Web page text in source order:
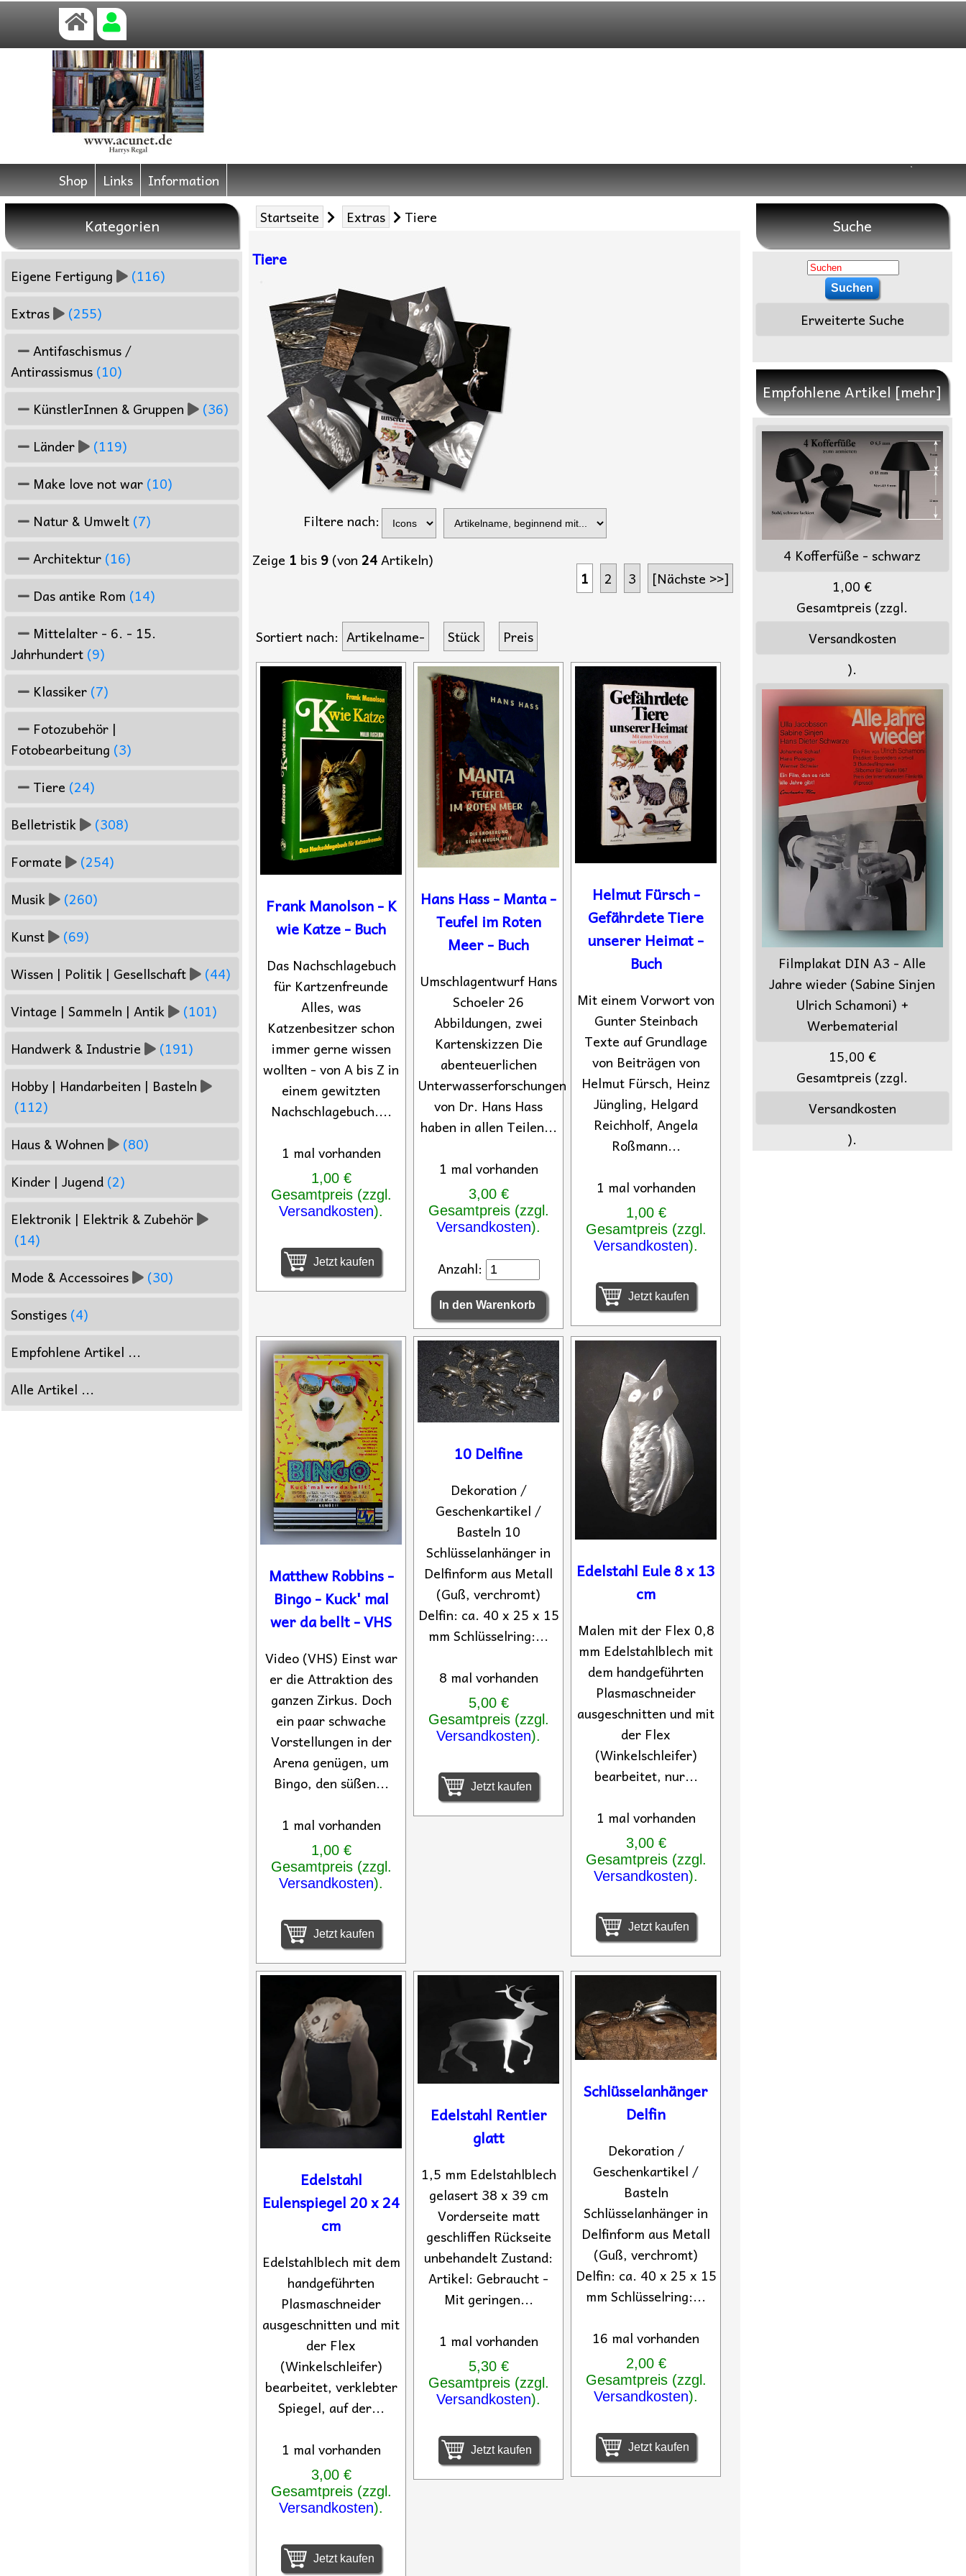
Shop Links Information
Kategorien
Eigene Fertigung
(116)
Extras
(255)
Antifaschismus /
Antirassismus (10)
KünstlerInnen & Gruppen
(36)
Länder
(119)
Make love not war (10)
Natur & Umwelt (7)
Architektur (16)
Das antike Rom (14)
Mittelalter - 6. - 15.
Jahrhundert (9)
Klassiker (7)
Fotozubehör |
Fotobearbeitung (3)
Tiere (24)
Belletristik
(308)
Formate
(254)
Musik
(260)
Kunst
(69)
Wissen | Politik | Gesellschaft
(44)
Vintage | Sammeln | Antik
(101)
Handwerk & Industrie
(191)
Hobby | Handarbeiten | Basteln
(112)
Haus & Wohnen
(80)
Kinder | Jugend (2)
Elektronik | Elektrik & Zubehör
(14)
Mode & Accessoires
(30)
Sonstiges (4)
Empfohlene Artikel ...
Alle Artikel ...
Startseite Extras Tiere
Tiere
Filtere nach:
Zeige 1 bis 9 (von 24Artikeln)
1
2 3 [Nächste >>]
Sortiert nach: Artikelname- Stück Preis
Frank Manolson - K
wie Katze - Buch
Das Nachschlagebuch
für Kartzenfreunde
Alles, was
Katzenbesitzer schon
immer gerne wissen
wollten - von A bis Z in
einem gewitzten
Nachschlagebuch....
1 mal vorhanden
1,00 €
Gesamtpreis (zzgl.
Versandkosten).
Jetzt kaufen
Hans Hass - Manta -
Teufel im Roten
Meer - Buch
Umschlagentwurf Hans
Schoeler 26
Abbildungen, zwei
Kartenskizzen Die
abenteuerlichen
Unterwasserforschungen
von Dr. Hans Hass
haben in allen Teilen...
1 mal vorhanden
3,00 €
Gesamtpreis (zzgl.
Versandkosten).
Anzahl:
Helmut Fürsch -
Gefährdete Tiere
unserer Heimat -
Buch
Mit einem Vorwort von
Gunter Steinbach
Texte auf Grundlage
von Beiträgen von
Helmut Fürsch, Heinz
Jüngling, Helgard
Reichholf, Angela
Roßmann...
1 mal vorhanden
1,00 €
Gesamtpreis (zzgl.
Versandkosten).
Jetzt kaufen
Matthew Robbins -
Bingo - Kuck' mal
wer da bellt - VHS
Video (VHS) Einst war
er die Attraktion des
ganzen Zirkus. Doch
ein paar schwache
Vorstellungen in der
Arena genügen, um
Bingo, den süßen...
1 mal vorhanden
1,00 €
Gesamtpreis (zzgl.
Versandkosten).
Jetzt kaufen
10 Delfine
Dekoration /
Geschenkartikel /
Basteln 10
Schlüsselanhänger in
Delfinform aus Metall
(Guß, verchromt)
Delfin: ca. 40 x 25 x 15
mm Schlüsselring:...
8 mal vorhanden
5,00 €
Gesamtpreis (zzgl.
Versandkosten).
Jetzt kaufen
Edelstahl Eule 8 x 13
cm
Malen mit der Flex 0,8
mm Edelstahlblech mit
dem handgeführten
Plasmaschneider
ausgeschnitten und mit
der Flex
(Winkelschleifer)
bearbeitet, nur...
1 mal vorhanden
3,00 €
Gesamtpreis (zzgl.
Versandkosten).
Jetzt kaufen
Edelstahl
Eulenspiegel 20 x 24
cm
Edelstahlblech mit dem
handgeführten
Plasmaschneider
ausgeschnitten und mit
der Flex
(Winkelschleifer)
bearbeitet, verklebter
Spiegel, auf der...
1 mal vorhanden
3,00 €
Gesamtpreis (zzgl.
Versandkosten).
Jetzt kaufen
Edelstahl Rentier
glatt
1,5 mm Edelstahlblech
gelasert 38 x 39 cm
Vorderseite matt
geschliffen Rückseite
unbehandelt Zustand:
Artikel: Gebraucht -
Mit geringen...
1 mal vorhanden
5,30 €
Gesamtpreis (zzgl.
Versandkosten).
Jetzt kaufen
Schlüsselanhänger
Delfin
Dekoration /
Geschenkartikel /
Basteln
Schlüsselanhänger in
Delfinform aus Metall
(Guß, verchromt)
Delfin: ca. 40 x 25 x 15
mm Schlüsselring:...
16 mal vorhanden
2,00 €
Gesamtpreis (zzgl.
Versandkosten).
Jetzt kaufen
Suche
Erweiterte Suche
Empfohlene Artikel [mehr]
4 Kofferfüße - schwarz
1,00 €
Gesamtpreis (zzgl.
Versandkosten
).
Filmplakat DIN A3 - Alle
Jahre wieder (Sabine Sinjen
Ulrich Schamoni) +
Werbematerial
15,00 €
Gesamtpreis (zzgl.
Versandkosten
).